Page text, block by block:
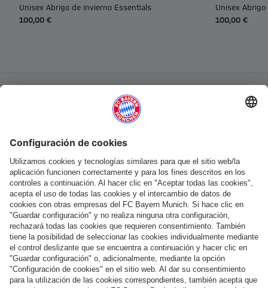
Unisex Abrigo de invierno Essentials
100,00 €
Unisex
100,00 €
Más categorías
Síguenos
Pago y entrega